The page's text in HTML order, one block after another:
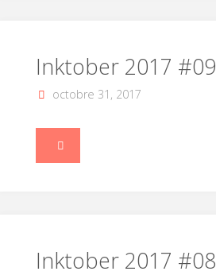
Inktober 2017 #09
octobre 31, 2017
"Inktober
Inktober 2017 #08